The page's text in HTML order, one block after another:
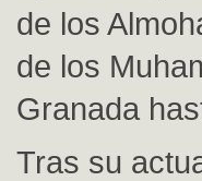
de los
de los
Granada
Tras su